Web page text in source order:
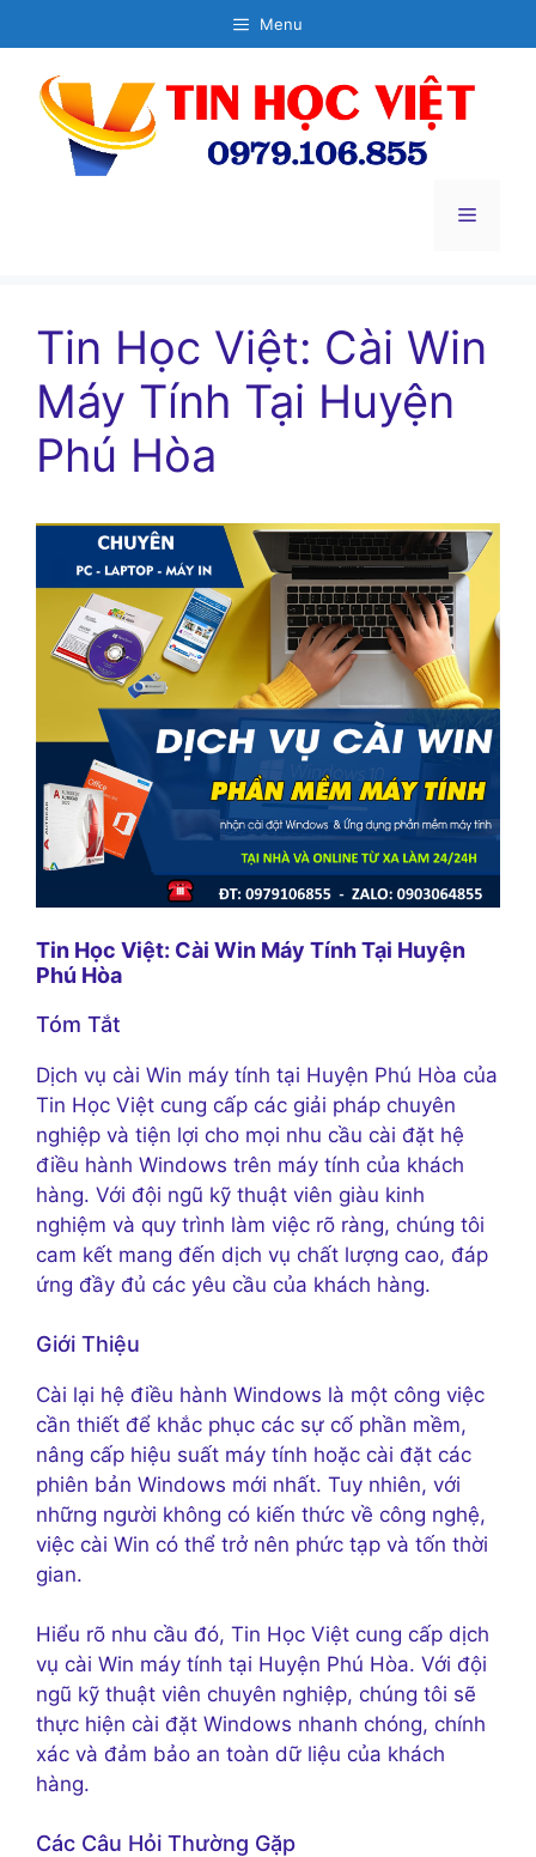
đến
dung
Menu
Menu
Tin Học Việt: Cài Win
Máy Tính Tại Huyện
Phú Hòa
Tin Học Việt: Cài Win Máy Tính Tại Huyện
Phú Hòa
Tóm Tắt
Dịch vụ cài Win máy tính tại Huyện Phú Hòa của
Tin Học Việt cung cấp các giải pháp chuyên
nghiệp và tiện lợi cho mọi nhu cầu cài đặt hệ
điều hành Windows trên máy tính của khách
hàng. Với đội ngũ kỹ thuật viên giàu kinh
nghiệm và quy trình làm việc rõ ràng, chúng tôi
cam kết mang đến dịch vụ chất lượng cao, đáp
ứng đầy đủ các yêu cầu của khách hàng.
Giới Thiệu
Cài lại hệ điều hành Windows là một công việc
cần thiết để khắc phục các sự cố phần mềm,
nâng cấp hiệu suất máy tính hoặc cài đặt các
phiên bản Windows mới nhất. Tuy nhiên, với
những người không có kiến thức về công nghệ,
việc cài Win có thể trở nên phức tạp và tốn thời
gian.
Hiểu rõ nhu cầu đó, Tin Học Việt cung cấp dịch
vụ cài Win máy tính tại Huyện Phú Hòa. Với đội
ngũ kỹ thuật viên chuyên nghiệp, chúng tôi sẽ
thực hiện cài đặt Windows nhanh chóng, chính
xác và đảm bảo an toàn dữ liệu của khách
hàng.
Các Câu Hỏi Thường Gặp